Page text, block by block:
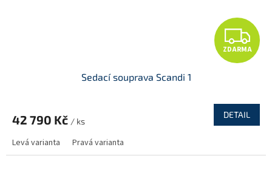
Z
D
R
A
ZDARMA
Sedací souprava Scandi 1
42 790 Kč / ks
DETAIL
Levá varianta Pravá varianta